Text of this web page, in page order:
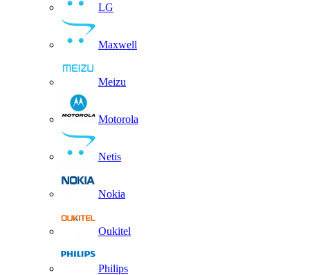
LG
Maxwell
Meizu
Motorola
Netis
Nokia
Oukitel
Philips